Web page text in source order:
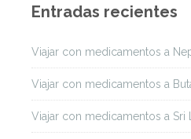
Entradas recientes
Viajar con medicamentos a
Viajar con medicamentos a
Viajar con medicamentos a Sri